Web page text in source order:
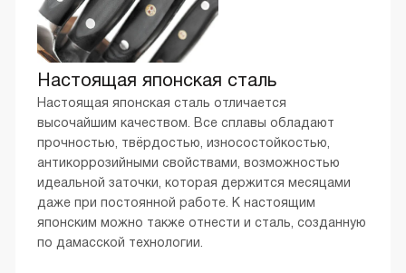
Настоящая японская сталь
Настоящая японская сталь отличается
высочайшим качеством. Все сплавы обладают
прочностью, твёрдостью, износостойкостью,
антикоррозийными свойствами, возможностью
идеальной заточки, которая держится месяцами
даже при постоянной работе. К настоящим
японским можно также отнести и сталь, созданную
по дамасской технологии.